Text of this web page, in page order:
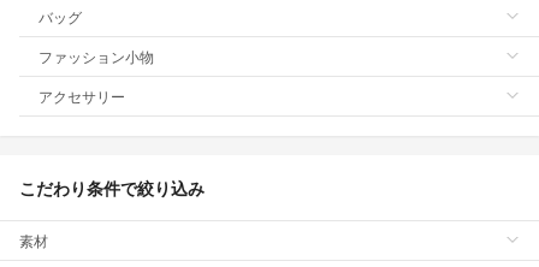
バッグ
ファッション小物
アクセサリー
こだわり条件で絞り込み
素材